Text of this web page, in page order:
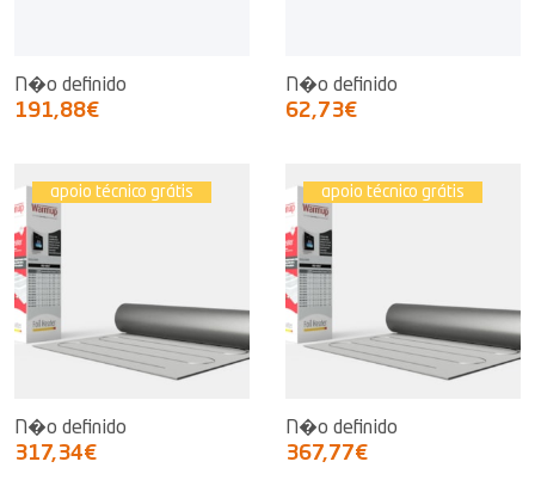
N�o definido
191,88€
N�o definido
62,73€
apoio técnico grátis
N�o definido
317,34€
apoio técnico grátis
N�o definido
367,77€